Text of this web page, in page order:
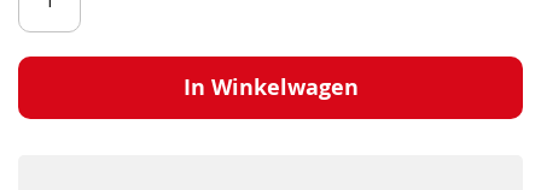
In Winkelwagen